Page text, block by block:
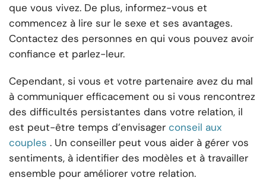
que vous vivez. De plus, informez-vous et
commencez à lire sur le sexe et ses avantages.
Contactez des personnes en qui vous pouvez avoir
confiance et parlez-leur.
Cependant, si vous et votre partenaire avez du mal
à communiquer efficacement ou si vous rencontrez
des difficultés persistantes dans votre relation, il
est peut-être temps d’envisager conseil aux
couples . Un conseiller peut vous aider à gérer vos
sentiments, à identifier des modèles et à travailler
ensemble pour améliorer votre relation.